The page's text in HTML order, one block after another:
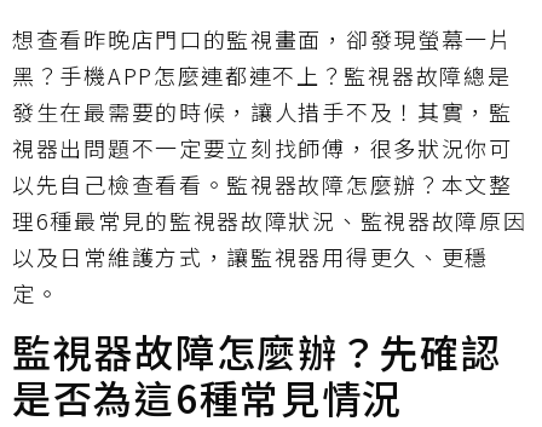
想查看昨晚店門口的監視畫面，卻發現螢幕一片
黑？手機APP怎麼連都連不上？監視器故障總是
發生在最需要的時候，讓人措手不及！其實，監
視器出問題不一定要立刻找師傅，很多狀況你可
以先自己檢查看看。監視器故障怎麼辦？本文整
理6種最常見的監視器故障狀況、監視器故障原因
以及日常維護方式，讓監視器用得更久、更穩
定。
監視器故障怎麼辦？先確認
是否為這6種常見情況